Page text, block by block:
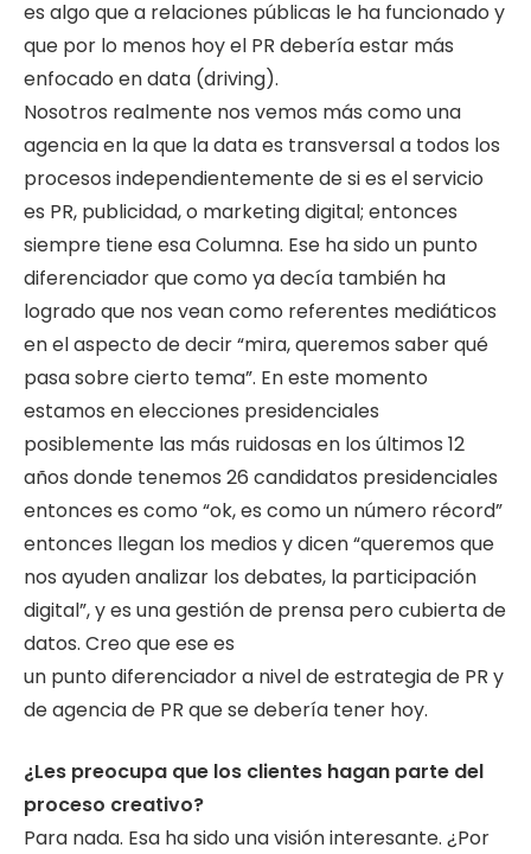
es algo que a relaciones públicas le ha funcionado y
que por lo menos hoy el PR debería estar más
enfocado en data (driving).
Nosotros realmente nos vemos más como una
agencia en la que la data es transversal a todos los
procesos independientemente de si es el servicio
es PR, publicidad, o marketing digital; entonces
siempre tiene esa Columna. Ese ha sido un punto
diferenciador que como ya decía también ha
logrado que nos vean como referentes mediáticos
en el aspecto de decir “mira, queremos saber qué
pasa sobre cierto tema”. En este momento
estamos en elecciones presidenciales
posiblemente las más ruidosas en los últimos 12
años donde tenemos 26 candidatos presidenciales
entonces es como “ok, es como un número récord”
entonces llegan los medios y dicen “queremos que
nos ayuden analizar los debates, la participación
digital”, y es una gestión de prensa pero cubierta de
datos. Creo que ese es
un punto diferenciador a nivel de estrategia de PR y
de agencia de PR que se debería tener hoy.
¿Les preocupa que los clientes hagan parte del
proceso creativo?
Para nada. Esa ha sido una visión interesante. ¿Por